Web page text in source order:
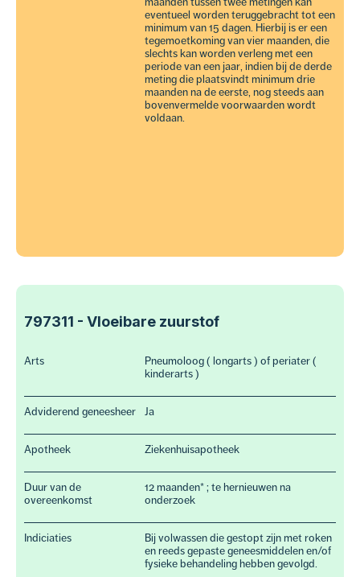
eventueel worden teruggebracht tot een
minimum van 15 dagen. Hierbij is er een
tegemoetkoming van vier maanden, die
slechts kan worden verleng met een
periode van een jaar, indien bij de derde
meting die plaatsvindt minimum drie
maanden na de eerste, nog steeds aan
bovenvermelde voorwaarden wordt
voldaan.
797311 - Vloeibare zuurstof
Arts
Pneumoloog ( longarts ) of periater (
kinderarts )
Adviderend geneesheer Ja
Apotheek Ziekenhuisapotheek
Duur van de
overeenkomst
12 maanden* ; te hernieuwen na
onderzoek
Indiciaties
Bij volwassen die gestopt zijn met roken
en reeds gepaste geneesmiddelen en/of
fysieke behandeling hebben gevolgd.